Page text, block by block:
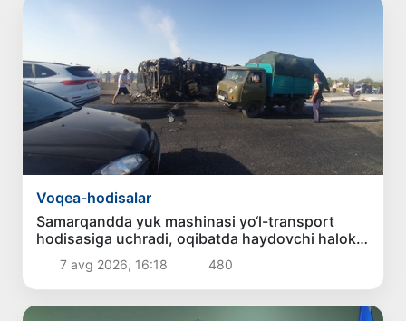
Voqea-hodisalar
Samarqandda yuk mashinasi yo‘l-transport
hodisasiga uchradi, oqibatda haydovchi halok
bo‘ldi7 avg 2026, 16:18 480